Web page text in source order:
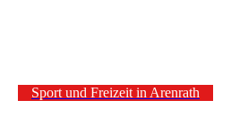
Sport und Freizeit in Arenrath